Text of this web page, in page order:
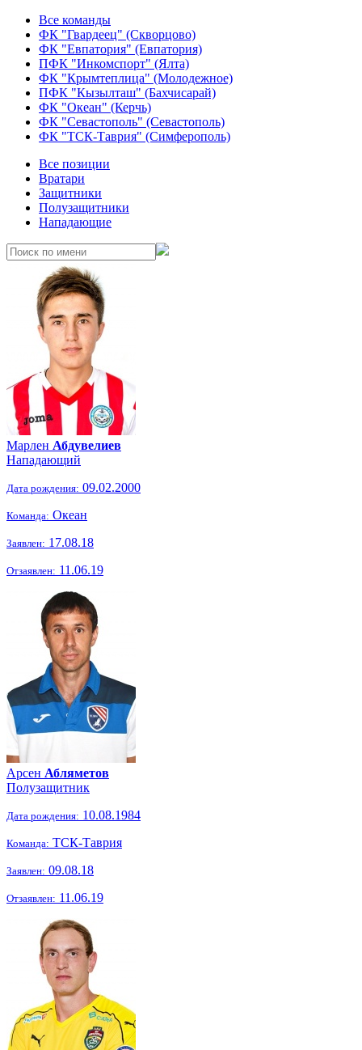
Все команды
ФК "Гвардеец" (Скворцово)
ФК "Евпатория" (Евпатория)
ПФК "Инкомспорт" (Ялта)
ФК "Крымтеплица" (Молодежное)
ПФК "Кызылташ" (Бахчисарай)
ФК "Океан" (Керчь)
ФК "Севастополь" (Севастополь)
ФК "ТСК-Таврия" (Симферополь)
Все позиции
Вратари
Защитники
Полузащитники
Нападающие
Марлен Абдувелиев
Нападающий
Дата рождения: 09.02.2000
Команда: Океан
Заявлен: 17.08.18
Отзаявлен: 11.06.19
Арсен Абляметов
Полузащитник
Дата рождения: 10.08.1984
Команда: ТСК-Таврия
Заявлен: 09.08.18
Отзаявлен: 11.06.19